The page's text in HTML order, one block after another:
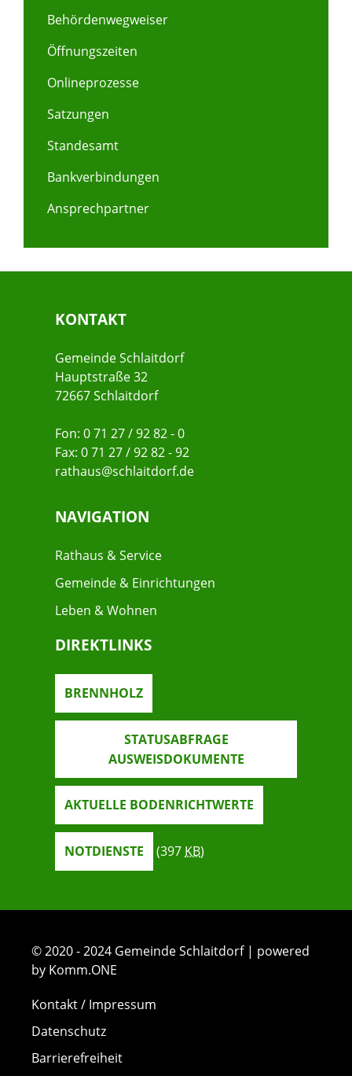
Behördenwegweiser
Öffnungszeiten
Onlineprozesse
Satzungen
Standesamt
Bankverbindungen
Ansprechpartner
KONTAKT
Gemeinde Schlaitdorf
Hauptstraße 32
72667 Schlaitdorf
Fon: 0 71 27 / 92 82 - 0
Fax: 0 71 27 / 92 82 - 92
rathaus@schlaitdorf.de
NAVIGATION
Rathaus & Service
Gemeinde & Einrichtungen
Leben & Wohnen
DIREKTLINKS
BRENNHOLZ
STATUSABFRAGE
AUSWEISDOKUMENTE
AKTUELLE BODENRICHTWERTE
NOTDIENSTE (397 KB)
© 2020 - 2024 Gemeinde Schlaitdorf | powered
by Komm.ONE
Kontakt / Impressum
Datenschutz
Barrierefreiheit